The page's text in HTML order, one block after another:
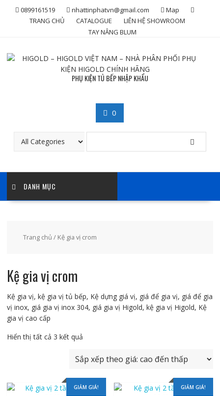
0899161519 nhattinphatvn@gmail.com
Map
TRANG CHỦ
CATALOGUE
LIÊN HỆ SHOWROOM
TAY NÂNG BLUM
PHỤ KIỆN TỦ BẾP NHẬP KHẨU
0
DANH MỤC
Trang chủ / Kệ gia vị crom
Kệ gia vị crom
Kệ gia vị, kệ gia vị tủ bếp, Kệ dựng giá vị, giá để gia vị, giá để gia
vị inox, giá gia vị inox 304, giá gia vị Higold, kệ gia vị Higold, Kệ
gia vị cao cấp
Hiển thị tất cả 3 kết quảĐã
xếp
giá:
cao
GIẢM GIÁ! GIẢM GIÁ!